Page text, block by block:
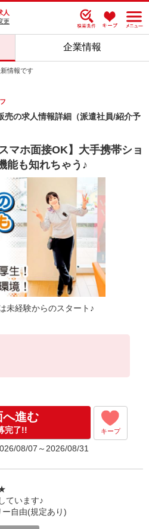
人
更
企業情報
情報です
売の求人情報詳細（派遣社員/紹介予
ホ面接OK】大手携帯ショ
能も知れちゃう♪
未経験からのスタート♪
定あり）
(規定有)
定有)
○。・゜+゜
へ進む
完了!! キープ
08/07～2026/08/31
ています♪
自由(規定あり)